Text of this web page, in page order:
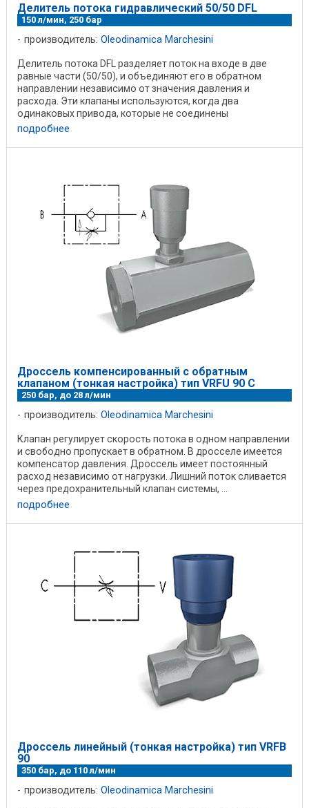
Делитель потока гидравлический 50/50 DFL
150 л/мин, 250 бар
производитель: Oleodinamica Marchesini
Делитель потока DFL разделяет поток на входе в две
равные части (50/50), и объединяют его в обратном
направлении независимо от значения давления и
расхода. Эти клапаны используются, когда два
одинаковых привода, которые не соединены
механически, ...
подробнее
Дроссель компенсированный с обратным
клапаном (тонкая настройка) тип VRFU 90 С
250 бар, до 28 л/мин
производитель: Oleodinamica Marchesini
Клапан регулирует скорость потока в одном направлении
и свободно пропускает в обратном. В дросселе имеется
компенсатор давления. Дроссель имеет постоянный
расход независимо от нагрузки. Лишний поток сливается
через предохранительный клапан системы, ...
подробнее
Дроссель линейный (тонкая настройка) тип VRFB
90
350 бар, до 110 л/мин
производитель: Oleodinamica Marchesini